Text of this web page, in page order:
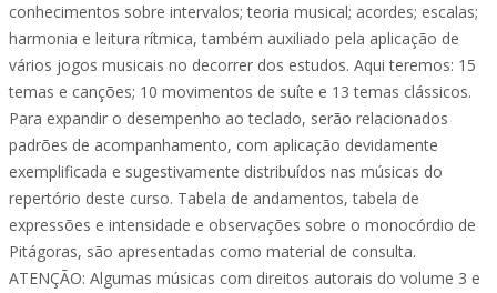
conhecimentos sobre intervalos; teoria musical; acordes; escalas;
harmonia e leitura rítmica, também auxiliado pela aplicação de
vários jogos musicais no decorrer dos estudos. Aqui teremos: 15
temas e canções; 10 movimentos de suíte e 13 temas clássicos.
Para expandir o desempenho ao teclado, serão relacionados
padrões de acompanhamento, com aplicação devidamente
exemplificada e sugestivamente distribuídos nas músicas do
repertório deste curso. Tabela de andamentos, tabela de
expressões e intensidade e observações sobre o monocórdio de
Pitágoras, são apresentadas como material de consulta.
ATENÇÃO: Algumas músicas com direitos autorais do volume 3 e